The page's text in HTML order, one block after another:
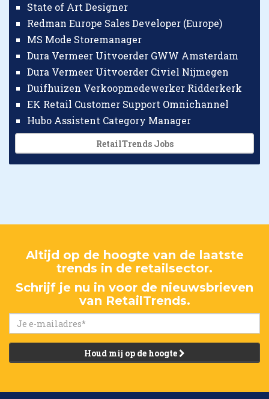
State of Art Designer
Redman Europe Sales Developer (Europe)
MS Mode Storemanager
Dura Vermeer Uitvoerder GWW Amsterdam
Dura Vermeer Uitvoerder Civiel Nijmegen
Duifhuizen Verkoopmedewerker Ridderkerk
EK Retail Customer Support Omnichannel
Hubo Assistent Category Manager
RetailTrends Jobs
Altijd op de hoogte van de laatste
trends in de retailsector.
Schrijf je nu in voor de nieuwsbrieven
van RetailTrends.
Houd mij op de hoogte